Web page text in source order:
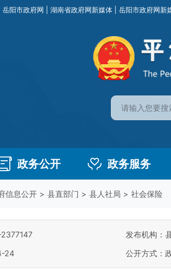
岳阳市政府网 湖南省政府网新媒体 岳阳市政府网新
政务公开 政务服务
信息公开 > 县直部门 > 县人社局 > 社会保险
发布机构：
24
公开方式：